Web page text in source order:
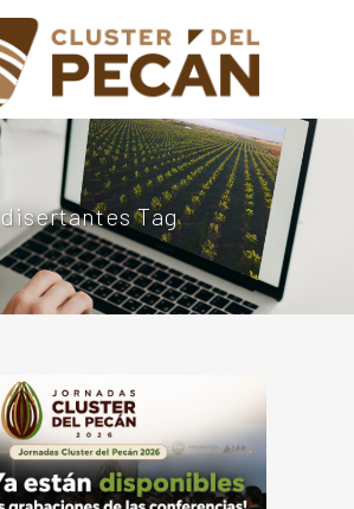
disertantes Tag